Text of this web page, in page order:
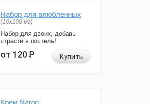
Набор для влюбленных
(10х100 мг)
Набор для двоих, добавь
страсти в постель!
от 120Р Купить